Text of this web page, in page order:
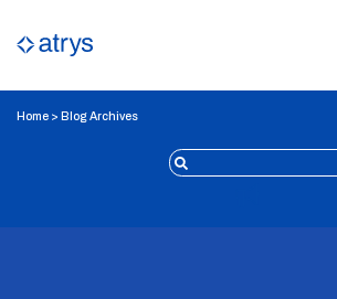
Home > Blog Archives